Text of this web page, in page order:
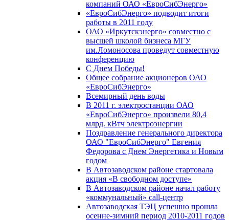
компаний ОАО «ЕвроСибЭнерго»
«ЕвроСибЭнерго» подводит итоги
работы в 2011 году
ОАО «Иркутскэнерго» совместно с
высшей школой бизнеса МГУ
им.Ломоносова проведут совместную
конференцию
С Днем Победы!
Общее собрание акционеров ОАО
«ЕвроСибЭнерго»
Всемирный день воды
В 2011 г. электростанции ОАО
«ЕвроСибЭнерго» произвели 80,4
млрд. кВтч электроэнергии
Поздравление генерального директора
ОАО "ЕвроСибЭнерго" Евгения
Федорова с Днем Энергетика и Новым
годом
В Автозаводском районе стартовала
акция «В свободном доступе»
В Автозаводском районе начал работу
«коммунальный» call-центр
Автозаводская ТЭЦ успешно прошла
осенне-зимний период 2010-2011 годов